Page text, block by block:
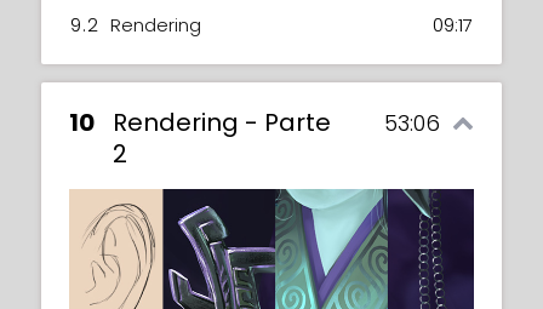
9.2 Rendering 09:17
10
Rendering - Parte
2
53:06